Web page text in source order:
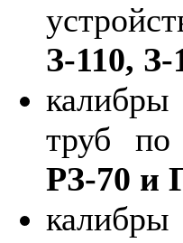
З-110, З-
калибры
труб
РЗ-70 и